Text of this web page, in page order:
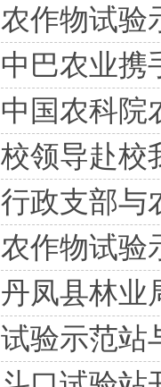
农作物试验
中巴农业携
中国农科院
校领导赴校
行政支部与
农作物试验
丹凤县林业
试验示范站